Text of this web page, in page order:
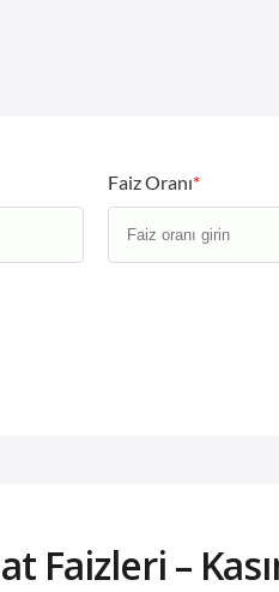
Faiz Oranı*
Faizleri –